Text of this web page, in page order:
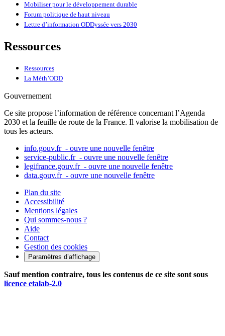
Mobiliser pour le développement durable
Forum politique de haut niveau
Lettre d’information ODDyssée vers 2030
Ressources
Ressources
La Méth’ODD
Gouvernement
Ce site propose l’information de référence concernant l’Agenda
2030 et la feuille de route de la France. Il valorise la mobilisation de
tous les acteurs.
info.gouv.fr - ouvre une nouvelle fenêtre
service-public.fr - ouvre une nouvelle fenêtre
legifrance.gouv.fr - ouvre une nouvelle fenêtre
data.gouv.fr - ouvre une nouvelle fenêtre
Plan du site
Accessibilité
Mentions légales
Qui sommes-nous ?
Aide
Contact
Gestion des cookies
Paramètres d’affichage
Sauf mention contraire, tous les contenus de ce site sont sous
licence etalab-2.0